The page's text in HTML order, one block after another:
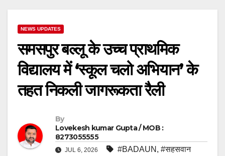
NEWS UPDATES
समसपुर बल्लू के उच्च प्राथमिक
विद्यालय में ‘स्कूल चलो अभियान’ के
तहत निकली जागरूकता रैली
By
Lovekesh kumar Gupta / MOB :
8273055555
JUL 6, 2026 #BADAUN , #सहसवान